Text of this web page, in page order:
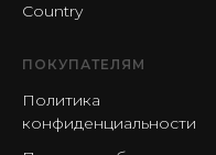
Country
ПОКУПАТЕЛЯМ
Политика
конфиденциальности